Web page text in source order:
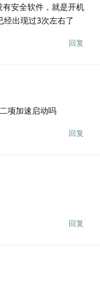
安全软件，就是开机
经出现过3次左右了
回复
项加速启动吗
回复
回复